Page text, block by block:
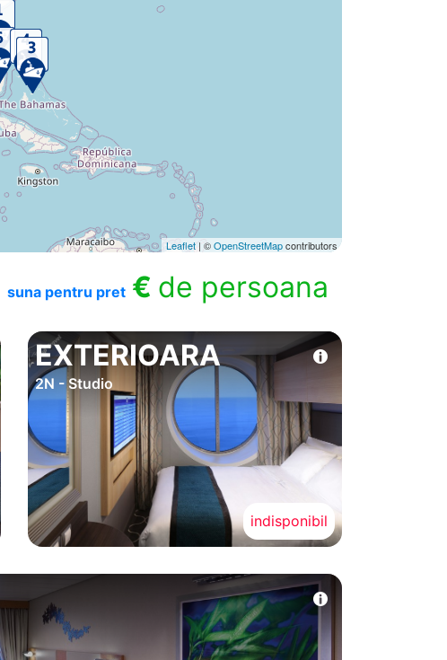
Leaflet| ©OpenStreetMapcontributors
suna pentru pret € de persoana
EXTERIOARA
2N - Studio
indisponibil